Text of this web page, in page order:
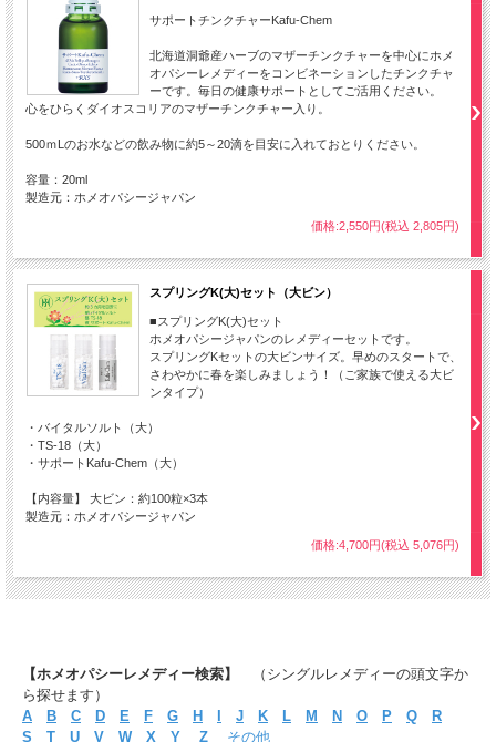
サポートチンクチャーKafu-Chem
北海道洞爺産ハーブのマザーチンクチャーを中心にホメ
オパシーレメディーをコンビネーションしたチンクチャ
ーです。毎日の健康サポートとしてご活用ください。
心をひらくダイオスコリアのマザーチンクチャー入り。
500ｍLのお水などの飲み物に約5～20滴を目安に入れておとりください。
容量：20ml
製造元：ホメオパシージャパン
価格:2,550円(税込 2,805円)
スプリングK(大)セット（大ビン）
■スプリングK(大)セット
ホメオパシージャパンのレメディーセットです。
スプリングKセットの大ビンサイズ。早めのスタートで、
さわやかに春を楽しみましょう！（ご家族で使える大ビ
ンタイプ）
・バイタルソルト（大）
・TS-18（大）
・サポートKafu-Chem（大）
【内容量】 大ビン：約100粒×3本
製造元：ホメオパシージャパン
価格:4,700円(税込 5,076円)
【ホメオパシーレメディー検索】
（シングルレメディーの頭文字か
ら探せます）
A
B C D E F G H J K L M N O P Q
R
S
T U V W X Y Z
その他